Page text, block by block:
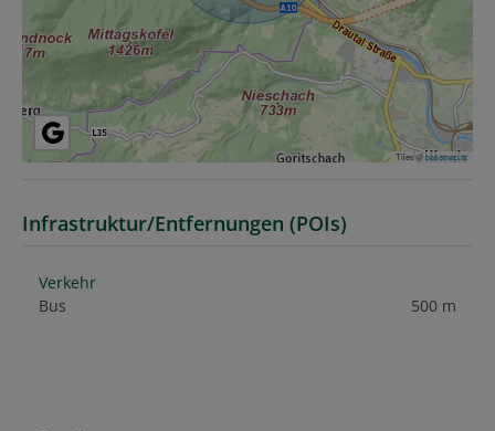
Tiles ©basemap.at
Infrastruktur/Entfernungen (POIs)
Verkehr
Bus
500 m